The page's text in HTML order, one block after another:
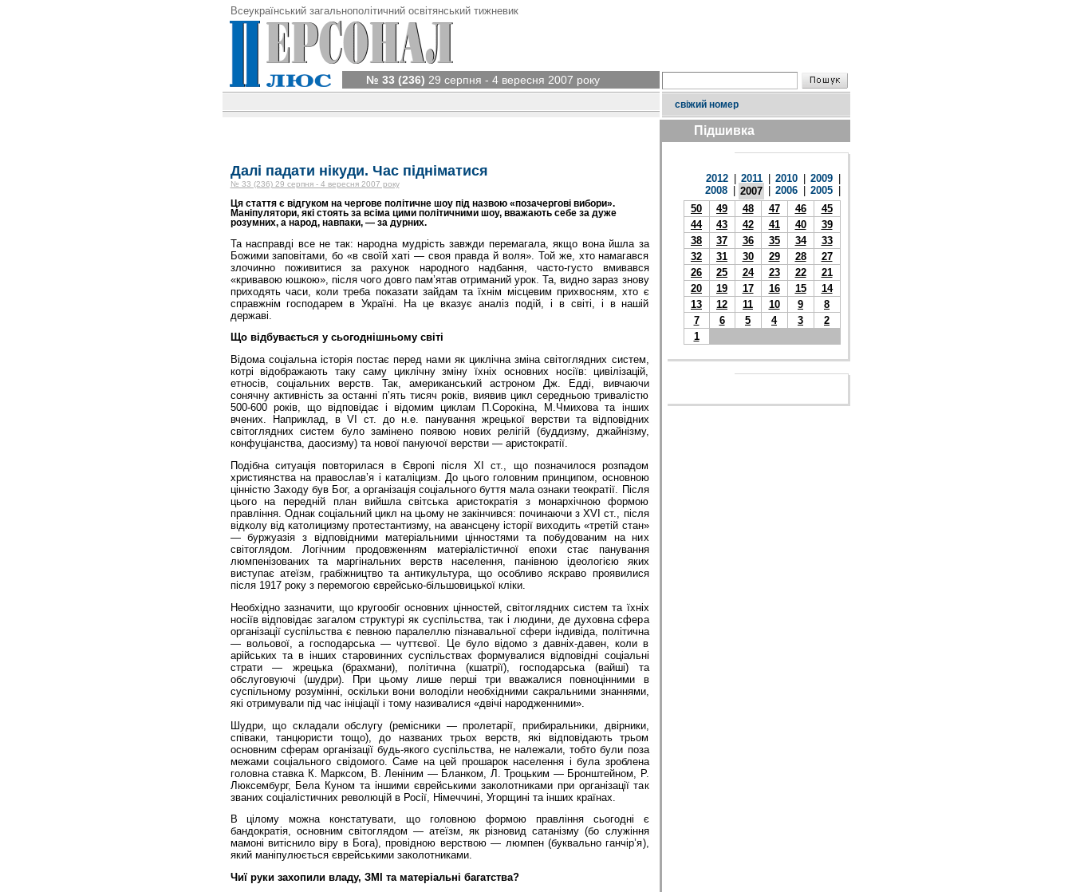
Всеукраїнський загальнополітичний освітянський тижневик
№ 33 (236) 29 серпня - 4 вересня 2007 року
свіжий номер
Далі падати нікуди. Час підніматися
№ 33 (236) 29 серпня - 4 вересня 2007 року
Ця стаття є відгуком на чергове політичне шоу під назвою «позачергові вибори».
Маніпулятори, які стоять за всіма цими політичними шоу, вважають себе за дуже
розумних, а народ, навпаки, — за дурних.
Та насправді все не так: народна мудрість завжди перемагала, якщо вона йшла за
Божими заповітами, бо «в своїй хаті — своя правда й воля». Той же, хто намагався
злочинно поживитися за рахунок народного надбання, часто-густо вмивався
«кривавою юшкою», після чого довго пам’ятав отриманий урок. Та, видно зараз знову
приходять часи, коли треба показати зайдам та їхнім місцевим прихвосням, хто є
справжнім господарем в Україні. На це вказує аналіз подій, і в світі, і в нашій
державі.
Що відбувається у сьогоднішньому світі
Відома соціальна історія постає перед нами як циклічна зміна світоглядних систем,
котрі відображають таку саму циклічну зміну їхніх основних носіїв: цивілізацій,
етносів, соціальних верств. Так, американський астроном Дж. Едді, вивчаючи
сонячну активність за останні п’ять тисяч років, виявив цикл середньою тривалістю
500-600 років, що відповідає і відомим циклам П.Сорокіна, М.Чмихова та інших
вчених. Наприклад, в VI ст. до н.е. панування жрецької верстви та відповідних
світоглядних систем було замінено появою нових релігій (буддизму, джайнізму,
конфуціанства, даосизму) та нової пануючої верстви — аристократії.
Подібна ситуація повторилася в Європі після ХІ ст., що позначилося розпадом
християнства на православ’я і каталіцизм. До цього головним принципом, основною
цінністю Заходу був Бог, а організація соціального буття мала ознаки теократії. Після
цього на передній план вийшла світська аристократія з монархічною формою
правління. Однак соціальний цикл на цьому не закінчився: починаючи з XVI ст., після
відколу від католицизму протестантизму, на авансцену історії виходить «третій стан»
— буржуазія з відповідними матеріальними цінностями та побудованим на них
світоглядом. Логічним продовженням матеріалістичної епохи стає панування
люмпенізованих та маргінальних верств населення, панівною ідеологією яких
виступає атеїзм, грабіжництво та антикультура, що особливо яскраво проявилися
після 1917 року з перемогою єврейсько-більшовицької кліки.
Необхідно зазначити, що кругообіг основних цінностей, світоглядних систем та їхніх
носіїв відповідає загалом структурі як суспільства, так і людини, де духовна сфера
організації суспільства є певною паралеллю пізнавальної сфери індивіда, політична
— вольової, а господарська — чуттєвої. Це було відомо з давніх-давен, коли в
арійських та в інших старовинних суспільствах формувалися відповідні соціальні
страти — жрецька (брахмани), політична (кшатрії), господарська (вайші) та
обслуговуючі (шудри). При цьому лише перші три вважалися повноцінними в
суспільному розумінні, оскільки вони володіли необхідними сакральними знаннями,
які отримували під час ініціації і тому називалися «двічі народженними».
Шудри, що складали обслугу (ремісники — пролетарії, прибиральники, двірники,
співаки, танцюристи тощо), до названих трьох верств, які відповідають трьом
основним сферам організації будь-якого суспільства, не належали, тобто були поза
межами соціального свідомого. Саме на цей прошарок населення і була зроблена
головна ставка К. Марксом, В. Леніним — Бланком, Л. Троцьким — Бронштейном, Р.
Люксембург, Бела Куном та іншими єврейськими заколотниками при організації так
званих соціалістичних революцій в Росії, Німеччині, Угорщині та інших країнах.
В цілому можна констатувати, що головною формою правління сьогодні є
бандократія, основним світоглядом — атеїзм, як різновид сатанізму (бо служіння
мамоні витіснило віру в Бога), провідною верствою — люмпен (буквально ганчір’я),
який маніпулюється єврейськими заколотниками.
Чиї руки захопили владу, ЗМІ та матеріальні багатства?
Підшивка
2012 2011 2010 2009
2008
2007 2006 2005
50
49 48 47 46
45
44
43 42 41 40
39
38
37 36 35 34
33
32
31 30 29 28
27
26
25 24 23 22
21
20
19 17 16 15
14
13
12 11 10 9
8
7
6 5 4 3
2
1